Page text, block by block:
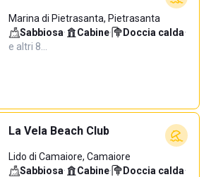
Marina di Pietrasanta, Pietrasanta
Sabbiosa· Cabine· Doccia calda·
e altri 8…
La Vela Beach Club
Lido di Camaiore, Camaiore
Sabbiosa· Cabine· Doccia calda·